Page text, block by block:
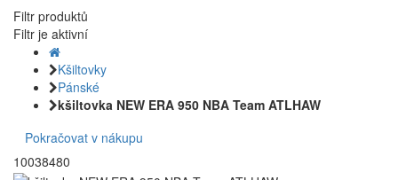
Filtr produktů
Filtr je aktivní
Kšiltovky
Pánské
kšiltovka NEW ERA 950 NBA Team ATLHAW
Pokračovat v nákupu
10038480